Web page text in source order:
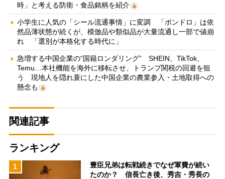
時」と考える防衛・食品銘柄を紹介
小学生に人気の「シール流通事情」に変調 「ボンドロ」は依
然品薄状態が続くが、模倣品や類似品が大量流通し一部で値崩
れ 「選別が本格化する時代に」
急増する中国企業の“国籍ロンダリング” SHEIN、TikTok、
Temu…本社機能を海外に移転させ、トランプ関税の回避を狙
う 現地人を隠れ蓑にした中国企業の農業参入・土地取得への
懸念も
関連記事
ランキング
1
豊臣兄弟は転戦続きでなぜ軍費が続い
たのか？ 信長亡き後、秀吉・秀長の